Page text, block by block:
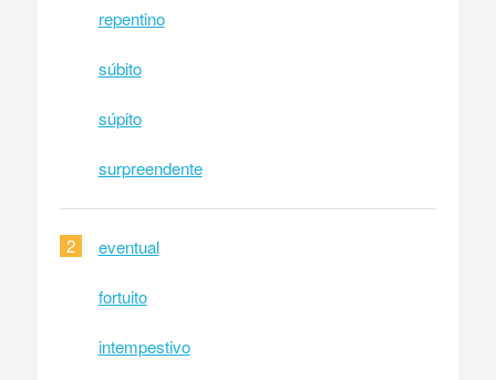
repentino
súbito
súpito
surpreendente
2 eventual
fortuito
intempestivo